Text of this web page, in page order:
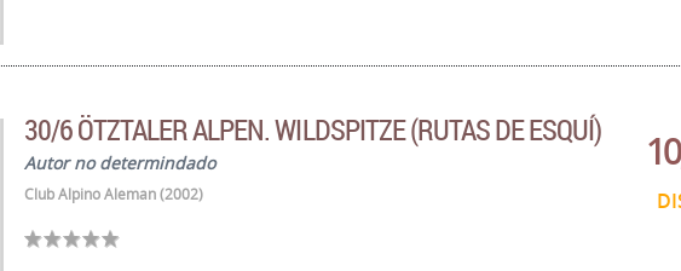
30/6 ÖTZTALER ALPEN. WILDSPITZE (RUTAS DE ESQUÍ)
Autor no determindado
Club Alpino Aleman (2002)